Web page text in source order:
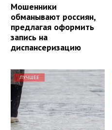
Мошенники
обманывают россиян,
предлагая оформить
запись на
диспансеризацию
ЛУЧШЕЕ